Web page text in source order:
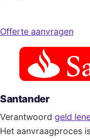
Offerte aanvragen
Santander
Verantwoord geld
Het aanvraagproces